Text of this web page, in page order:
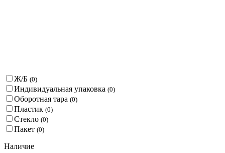
Ж/Б (0)
Индивидуальная упаковка (0)
Оборотная тара (0)
Пластик (0)
Стекло (0)
Пакет (0)
Наличие